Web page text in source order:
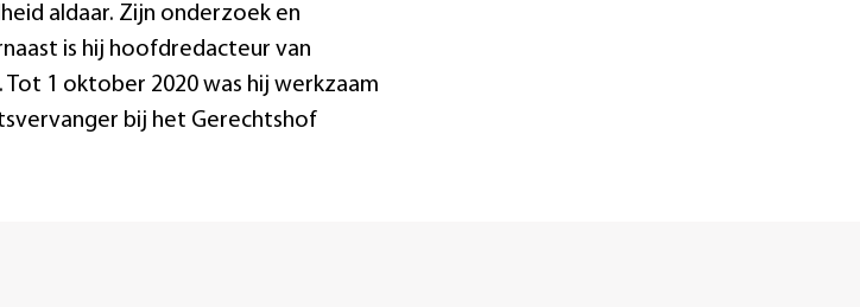
aldaar. Zijn onderzoek en
is hij hoofdredacteur van
1 oktober 2020 was hij werkzaam
bij het Gerechtshof